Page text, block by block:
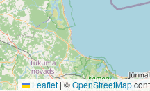
Leaflet | ©OpenStreetMap